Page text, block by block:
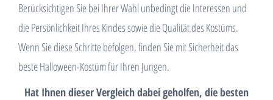
Berücksichtigen Sie bei Ihrer Wahl unbedingt die Interessen und
die Persönlichkeit Ihres Kindes sowie die Qualität des Kostüms.
Wenn Sie diese Schritte befolgen, finden Sie mit Sicherheit das
beste Halloween-Kostüm für Ihren Jungen.
Hat Ihnen dieser Vergleich dabei geholfen, die besten